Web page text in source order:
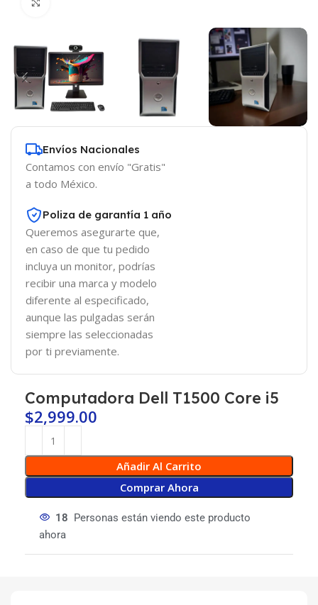
Envíos Nacionales
Contamos con envío "Gratis"
a todo México.
Poliza de garantía 1 año
Queremos asegurarte que,
en caso de que tu pedido
incluya un monitor, podrías
recibir una marca y modelo
diferente al especificado,
aunque las pulgadas serán
siempre las seleccionadas
por ti previamente.
Computadora Dell T1500 Core i5
$2,999.00
Añadir Al Carrito
Comprar Ahora
18 Personas están viendo este producto
ahora